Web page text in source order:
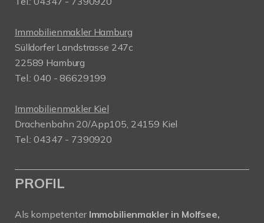
Immobilienmakler Hamburg
Sülldorfer Landstrasse 247c
22589 Hamburg
Tel.: 040 - 86629199
Immobilienmakler Kiel
Drachenbahn 20/App105, 24159 Kiel
Tel.: 04347 - 7390920
PROFIL
Als kompetenter Immobilienmakler in Molfsee,